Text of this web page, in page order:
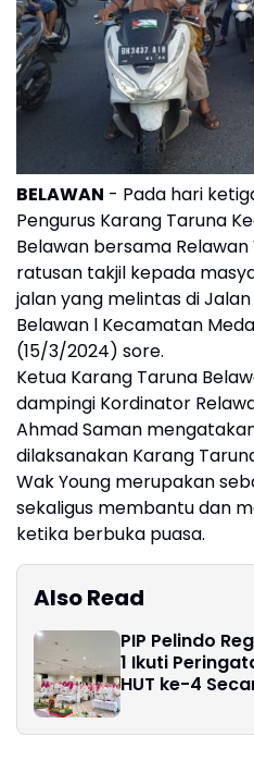
BELAWAN - Pada hari
Pengurus Karang Taruna
Belawan bersama
ratusan takjil kepada
jalan yang melintas di
Belawan l Kecamatan
(15/3/2024) sore.
Ketua Karang Taruna
dampingi Kordinator
Ahmad Saman
dilaksanakan Karang
Wak Young merupakan
sekaligus membantu dan
ketika berbuka puasa.
Also Read
PIP Pelindo
1 Ikuti
HUT ke-4